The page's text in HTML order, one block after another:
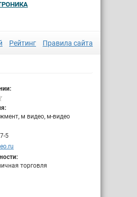
Рейтинг Правила сайта
м видео, м-видео
5
торговля